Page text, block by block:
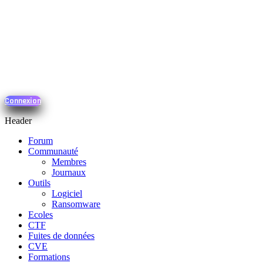
Connexion
Header
Forum
Communauté
Membres
Journaux
Outils
Logiciel
Ransomware
Ecoles
CTF
Fuites de données
CVE
Formations